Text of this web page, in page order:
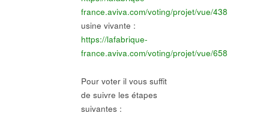
france.aviva.com/voting/projet/vue/438
usine vivante :
https://lafabrique-
france.aviva.com/voting/projet/vue/658
Pour voter il vous suffit
de suivre les étapes
suivantes :